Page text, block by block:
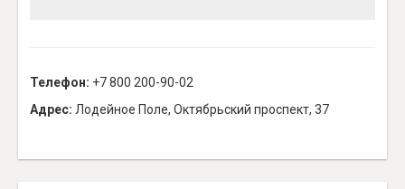
Телефон: +7 800 200-90-02
Адрес: Лодейное Поле, Октябрьский проспект, 37